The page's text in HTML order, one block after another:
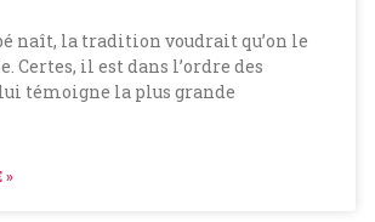
naît, la tradition voudrait qu’on le
Certes, il est dans l’ordre des
lui témoigne la plus grande
»